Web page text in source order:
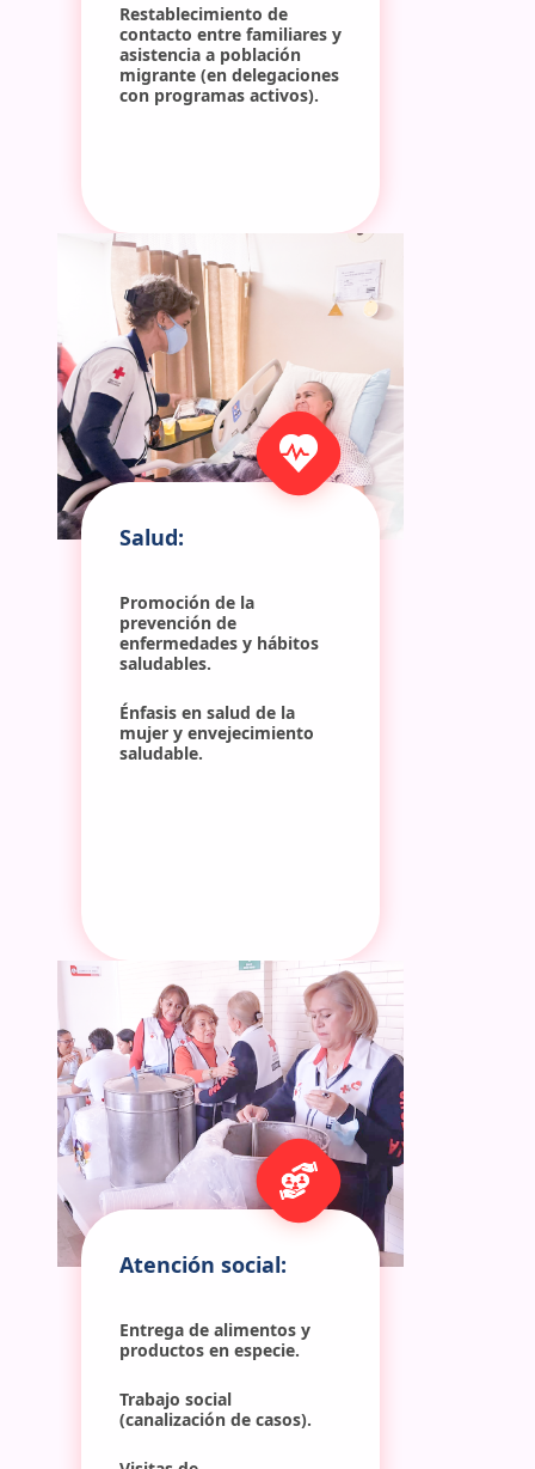
Restablecimiento de
contacto entre familiares y
asistencia a población
migrante (en delegaciones
con programas activos).
Salud:
Promoción de la
prevención de
enfermedades y hábitos
saludables.
Énfasis en salud de la
mujer y envejecimiento
saludable.
Atención social:
Entrega de alimentos y
productos en especie.
Trabajo social
(canalización de casos).